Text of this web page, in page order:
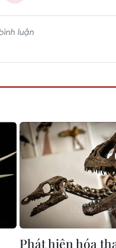
Phát hiện hóa